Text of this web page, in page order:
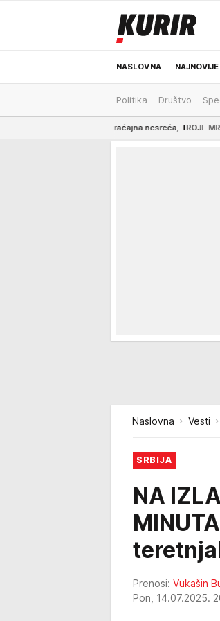
NASLOVNA NAJNOVIJE
ODRŽIVA BUDUĆNOST
Politika Društvo
Stravična saobraćajna nesreća, TROJE MRTVIH!
Naslovna Vesti
SRBIJA
NA
Prenosi: Vukašin
Pon, 14.07.2025.